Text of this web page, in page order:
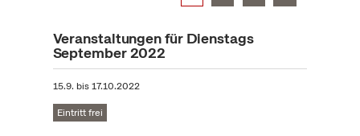
Veranstaltungen für Dienstags
September 2022
15.9. bis17.10.2022
Eintritt frei